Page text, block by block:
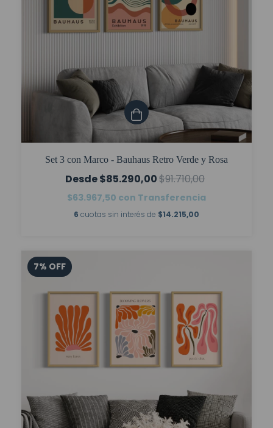
Set 3 con Marco - Bauhaus Retro Verde y Rosa
$85.290,00$91.710,00
$63.967,50 con Transferencia
6 cuotas sin interés de $14.215,00
7% OFF